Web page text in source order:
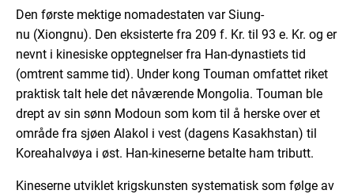
Den første mektige nomadestaten var Siung-
nu (Xiongnu). Den eksisterte fra 209 f. Kr. til 93 e. Kr. og er
nevnt i kinesiske opptegnelser fra Han-dynastiets tid
(omtrent samme tid). Under kong Touman omfattet riket
praktisk talt hele det nåværende Mongolia. Touman ble
drept av sin sønn Modoun som kom til å herske over et
område fra sjøen Alakol i vest (dagens Kasakhstan) til
Koreahalvøya i øst. Han-kineserne betalte ham tributt.
Kineserne utviklet krigskunsten systematisk som følge av